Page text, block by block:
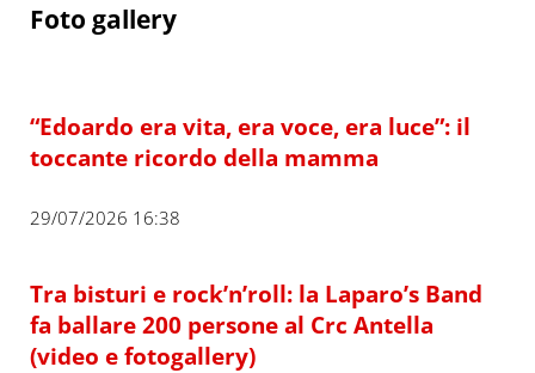
Foto gallery
“Edoardo era vita, era voce, era luce”: il
toccante ricordo della mamma
29/07/2026 16:38
Tra bisturi e rock’n’roll: la Laparo’s Band
fa ballare 200 persone al Crc Antella
(video e fotogallery)